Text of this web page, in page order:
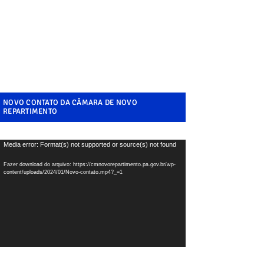
NOVO CONTATO DA CÂMARA DE NOVO
REPARTIMENTO
Media error: Format(s) not supported or source(s) not found
Fazer download do arquivo: https://cmnovorepartimento.pa.gov.br/wp-
content/uploads/2024/01/Novo-contato.mp4?_=1